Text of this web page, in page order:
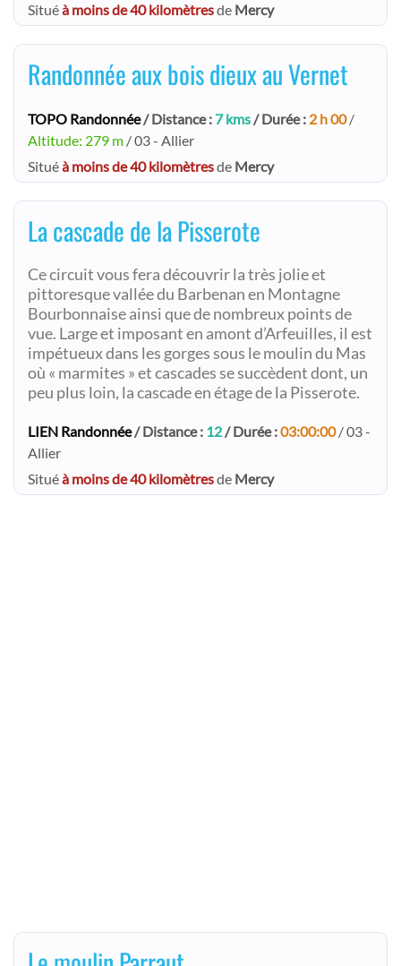
Situéà moins de 40 kilomètresde Mercy
Randonnée aux bois dieux au Vernet
TOPO Randonnée/ Distance : 7 kms/ Durée : 2 h 00/
Altitude: 279 m / 03 - Allier
Situéà moins de 40 kilomètresde Mercy
La cascade de la Pisserote
Ce circuit vous fera découvrir la très jolie et
pittoresque vallée du Barbenan en Montagne
Bourbonnaise ainsi que de nombreux points de
vue. Large et imposant en amont d’Arfeuilles, il est
impétueux dans les gorges sous le moulin du Mas
où « marmites » et cascades se succèdent dont, un
peu plus loin, la cascade en étage de la Pisserote.
LIEN Randonnée/ Distance : 12/ Durée :03:00:00/ 03 -
Allier
Situéà moins de 40 kilomètresde Mercy